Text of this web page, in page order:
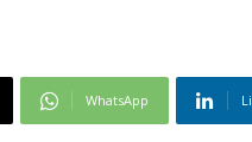
WhatsApp